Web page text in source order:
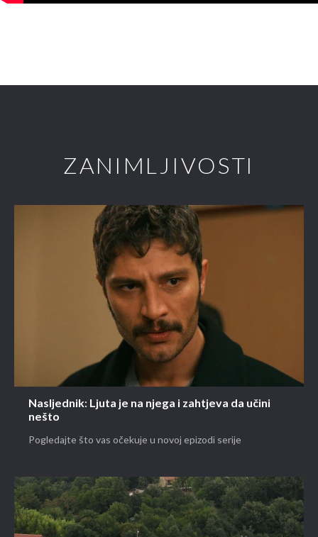
ZANIMLJIVOSTI
Nasljednik: Ljuta je na njega i zahtjeva da učini
nešto
Pogledajte što vas očekuje u novoj epizodi serije